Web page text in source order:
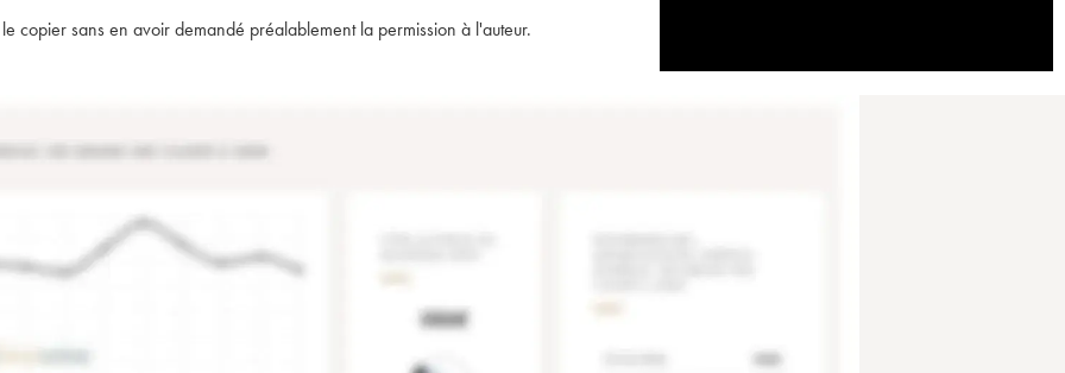
copier sans en avoir demandé préalablement la permission à l'auteur.